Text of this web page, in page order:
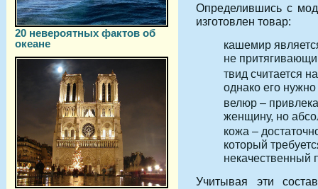
20 невероятных фактов об
океане
Определившись с
изготовлен товар:
кашемир
не
твид считается
однако его
велюр –
женщину, но
кожа –
который
некачественный
Учитывая эти